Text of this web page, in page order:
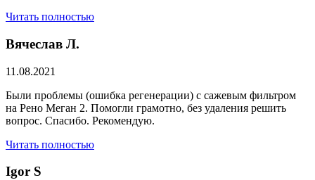
Читать полностью
Вячеслав Л.
11.08.2021
Были проблемы (ошибка регенерации) с сажевым фильтром
на Рено Меган 2. Помогли грамотно, без удаления решить
вопрос. Спасибо. Рекомендую.
Читать полностью
​Igor S